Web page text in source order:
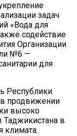
задач
«Вода для
содействие
Организации
№6 —
для
Республики
в продвижении
высоко
в
климата.